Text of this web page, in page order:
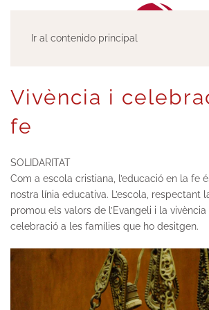
Ir al contenido principal
Vivència i
fe
SOLIDARITAT
Com a escola cristiana, l’educació en la fe
nostra línia educativa. L’escola, respectant
promou els valors de l’Evangeli i la
celebració a les famílies que ho desitgen.